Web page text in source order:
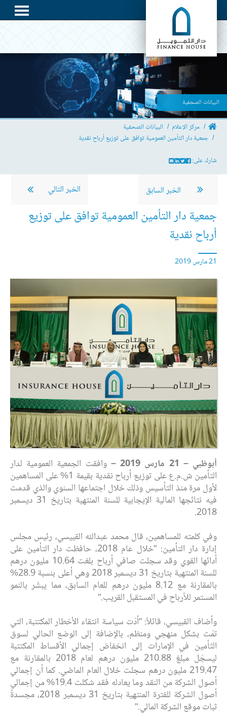
البيانات الصحفية
مركز الإعلام
البيانات الصحفية
جمعية دار التأمين العمومية توافق على توزيع أرباح نقدية
شارك على:
الخبر السابق الخبر التالي
جمعية دار التأمين العمومية توافق على توزيع
أرباح نقدية
21 مارس 2019
أبوظبي – 21 مارس 2019
– وافقت الجمعية العمومية لدار
التأمين ش.م.ع على توزيع أرباح نقدية بقيمة 1% على المساهمين
لأول مرة منذ التأسيس وذلك خلال اجتماعها السنوي والذي قدمت
فيه نتائجها المالية الإيجابية للسنة المنتهية بتاريخ 31 ديسمبر
2018.
وفي كلمته للمساهمين، قال محمد عبدالله القبيسي، رئيس مجلس
إدارة دار التأمين: "خلال عام 2018، حافظت دار التأمين على
أدائها القوي وقد سجلت صافي أرباح بلغت 10.64 مليون درهم
للسنة المنتهية بتاريخ 31 ديسمبر 2018 وهي أعلى بنسبة 28.9%
بالمقارنة مع 8.12 مليون درهم للعام السابق، مما يبشّر بالنمو
المستمر للأرباح في المستقبل القريب."
وأضاف القبيسي، قائلاً: "أدّت سياسة انتقاء الأخطار المكتتبة، التي
تمّت بشكل منهجي ومنظم، بالإضافة إلى الوضع الحالي لسوق
التّأمين في الإمارات إلى انخفاض إجمالي الأقساط المكتتبة
ليسجّل مبلغ 210.88 مليون درهم لعام 2018 بالمقارنة مع
219.47 مليون درهم سجلت خلال العام الماضي. كما أن إجمالي
أصول الشركة من النقد وما يعادله فقد شكلت 19.4% من إجمالي
أصول الشركة للفترة المنتهية بتاريخ 31 ديسمبر 2018، مجسدةً
ثبات موقع الشركة المالي."